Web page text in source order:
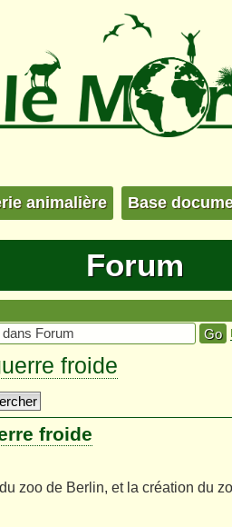
animalière Base
Forum
froide
froide
zoo de Berlin, et la création du